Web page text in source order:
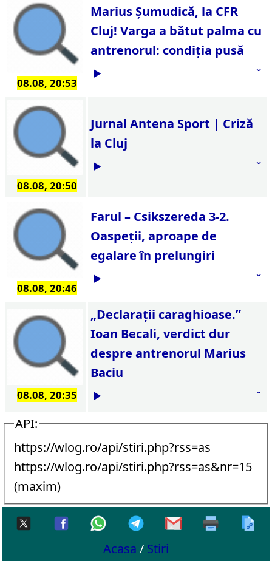
08.08, 20:53
Marius Şumudică, la CFR
Cluj! Varga a bătut palma cu
antrenorul: condiţia pusă
08.08, 20:50
Jurnal Antena Sport | Criză
la Cluj
08.08, 20:46
Farul – Csikszereda 3-2.
Oaspeţii, aproape de
egalare în prelungiri
08.08, 20:35
„Declarații caraghioase.”
Ioan Becali, verdict dur
despre antrenorul Marius
Baciu
API:
https://wlog.ro/api/stiri.php?rss=as
https://wlog.ro/api/stiri.php?rss=as&nr=15
(maxim)
Acasa / Stiri